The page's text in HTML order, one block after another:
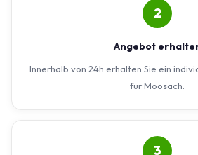
2
Angebot
Innerhalb von 24h erhalten Sie ein
für Moosach.
3